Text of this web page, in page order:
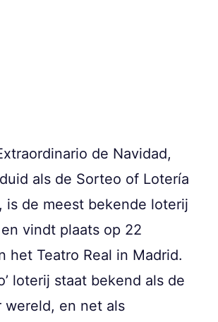
de Navidad,
als de Sorteo of Lotería
is de meest bekende loterij
vindt plaats op 22
het Teatro Real in Madrid.
loterij staat bekend als de
wereld, en net als